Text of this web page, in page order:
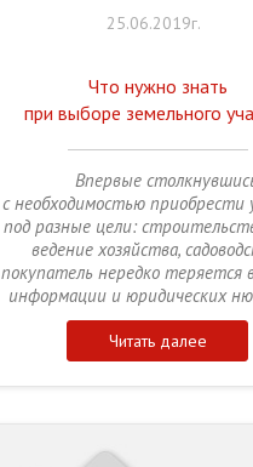
25.06.2019г.
Что нужно знать
при выборе земельного
Впервые
с необходимостью приобрести
под разные цели:
ведение хозяйства,
покупатель нередко теряется
информации и юридических
Читать далее